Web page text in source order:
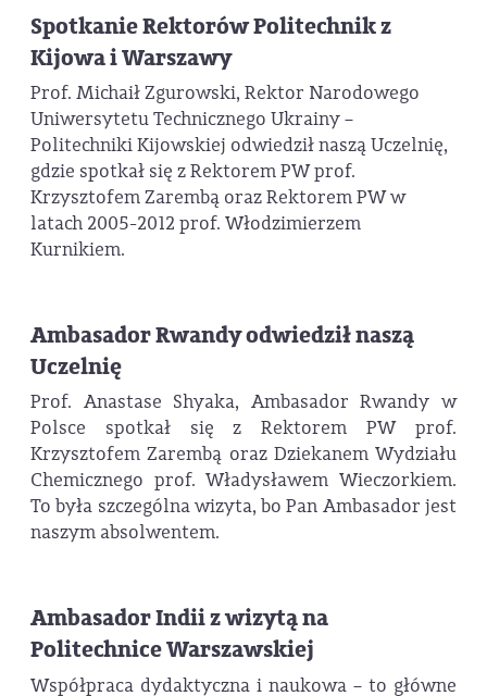
Spotkanie Rektorów Politechnik z
Kijowa i Warszawy
Prof. Michaił Zgurowski, Rektor Narodowego
Uniwersytetu Technicznego Ukrainy –
Politechniki Kijowskiej odwiedził naszą Uczelnię,
gdzie spotkał się z Rektorem PW prof.
Krzysztofem Zarembą oraz Rektorem PW w
latach 2005-2012 prof. Włodzimierzem
Kurnikiem.
Ambasador Rwandy odwiedził naszą
Uczelnię
Prof. Anastase Shyaka, Ambasador Rwandy w
Polsce spotkał się z Rektorem PW prof.
Krzysztofem Zarembą oraz Dziekanem Wydziału
Chemicznego prof. Władysławem Wieczorkiem.
To była szczególna wizyta, bo Pan Ambasador jest
naszym absolwentem.
Ambasador Indii z wizytą na
Politechnice Warszawskiej
Współpraca dydaktyczna i naukowa – to główne